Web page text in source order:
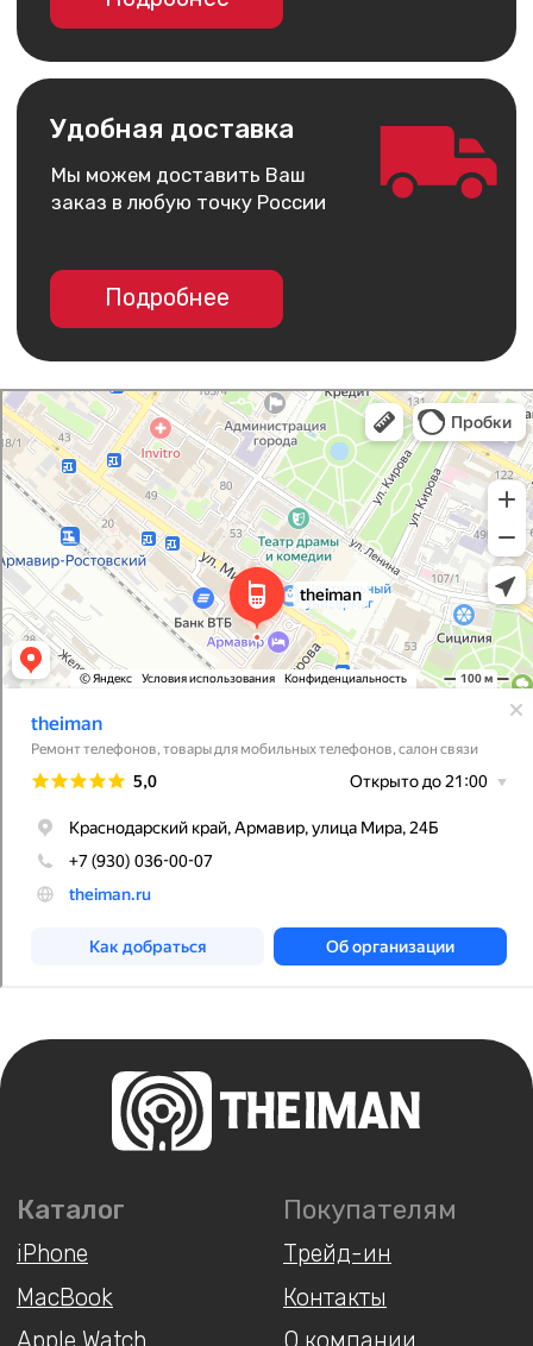
I Man
Салон связи в Армавире
Товары для мобильных телефонов в Армавире
Мы принимаем
Политика конфиденциальности
Доставка и оплата
Гарантия
Разработка сайта
*Принадлежит компании Meta,
запрещённой на территории РФ
ИП Арутюнянц Юрий Эдуардович
ИНН 237203820704